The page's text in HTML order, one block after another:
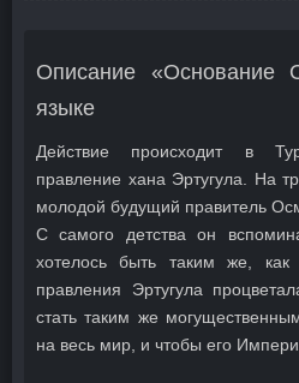
Описание «Основание
языке
Действие происходит в
правление хана Эртугула. На
молодой будущий правитель
С самого детства он
хотелось быть таким же,
правления Эртугула
стать таким же
на весь мир, и чтобы его